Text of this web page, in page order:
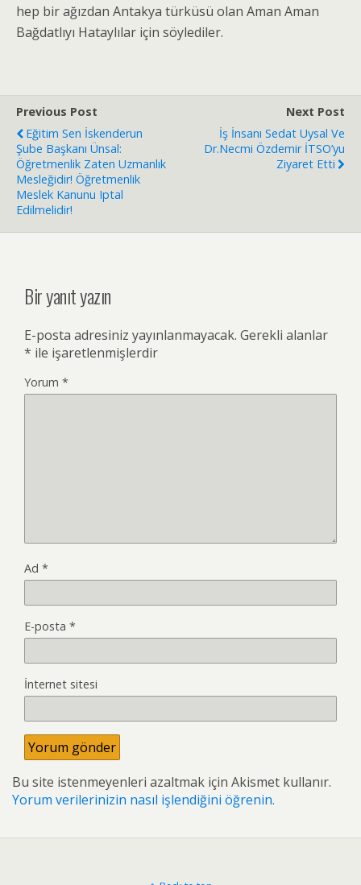
hep bir ağızdan Antakya türküsü olan Aman Aman
Bağdatlıyı Hataylılar için söylediler.
Previous Post
Eğitim Sen İskenderun
Şube Başkanı Ünsal:
Öğretmenlik Zaten Uzmanlık
Mesleğidir! Öğretmenlik
Meslek Kanunu Iptal
Edilmelidir!
Next Post
İş İnsanı Sedat Uysal Ve
Dr.Necmi Özdemir İTSO’yu
Ziyaret Etti
Bir yanıt yazın
E-posta adresiniz yayınlanmayacak. Gerekli alanlar
* ile işaretlenmişlerdir
Yorum *
Ad *
E-posta *
İnternet sitesi
Bu site istenmeyenleri azaltmak için Akismet kullanır.
Yorum verilerinizin nasıl işlendiğini öğrenin.